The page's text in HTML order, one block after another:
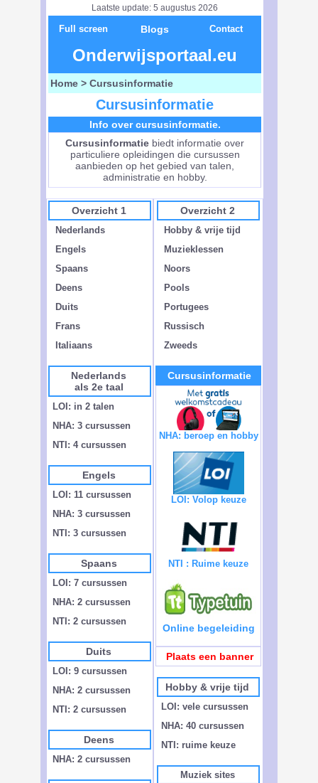
Laatste update: 5 augustus 2026
Full screen Blogs Contact
Onderwijsportaal.eu
Home > Cursusinformatie
Cursusinformatie
Info over cursusinformatie.
Cursusinformatie biedt informatie over
particuliere opleidingen die cursussen
aanbieden op het gebied van talen,
administratie en hobby.
Overzicht 1
Nederlands
Engels
Spaans
Deens
Duits
Frans
Italiaans
Nederlands
als 2e taal
LOI: in 2 talen
NHA: 3 cursussen
NTI: 4 cursussen
Engels
LOI: 11 cursussen
NHA: 3 cursussen
NTI: 3 cursussen
Spaans
LOI: 7 cursussen
NHA: 2 cursussen
NTI: 2 cursussen
Duits
LOI: 9 cursussen
NHA: 2 cursussen
NTI: 2 cursussen
Deens
NHA: 2 cursussen
Overzicht 2
Hobby & vrije tijd
Muzieklessen
Noors
Pools
Portugees
Russisch
Zweeds
Cursusinformatie
NHA: beroep en hobby
LOI: Volop keuze
NTI : Ruime keuze
Online begeleiding
Plaats een banner
Hobby & vrije tijd
LOI: vele cursussen
NHA: 40 cursussen
NTI: ruime keuze
Muziek sites